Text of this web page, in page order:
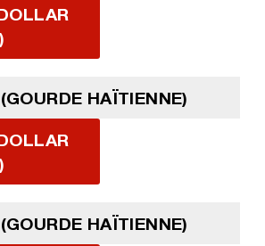
HAÏTIENNE)
HAÏTIENNE)